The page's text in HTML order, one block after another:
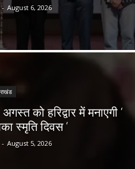
- August 6, 2026
को हरिद्वार में मनाएगी ‘
स्मृति दिवस ‘
- August 5, 2026